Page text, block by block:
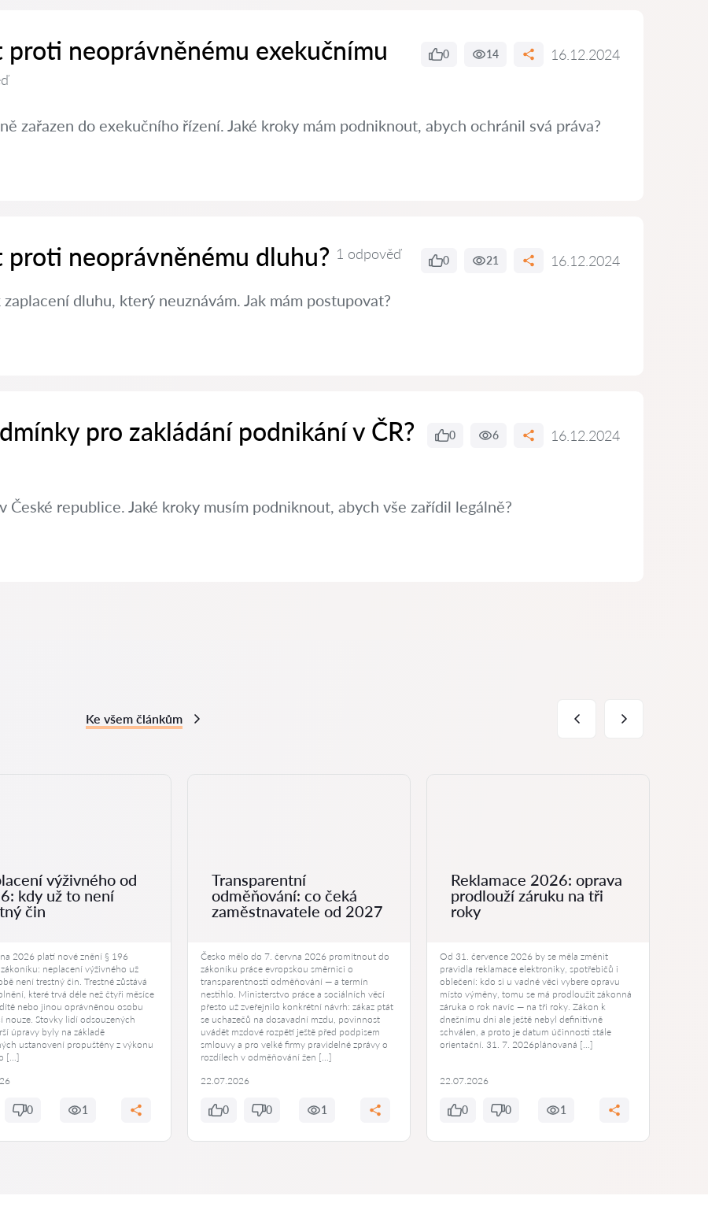
proti neoprávněnému exekučnímu
0 14 16.12.2024
zařazen do exekučního řízení. Jaké kroky mám podniknout, abych ochránil svá práva?
proti neoprávněnému dluhu? 1 odpověď 0 21 16.12.2024
dluhu, který neuznávám. Jak mám postupovat?
pro zakládání podnikání v ČR? 0 6 16.12.2024
České republice. Jaké kroky musím podniknout, abych vše zařídil legálně?
Ke všem článkům
výživného od
kdy už to není
čin
2026 platí nové znění § 196
neplacení výživného už
není trestný čin. Trestné zůstává
které trvá déle než čtyři měsíce
nebo jinou oprávněnou osobu
nouze. Stovky lidí odsouzených
úpravy byly na základě
ustanovení propuštěny z výkonu
[…]
0 1
Transparentní
odměňování: co čeká
zaměstnavatele od 2027
Česko mělo do 7. června 2026 promítnout do
zákoníku práce evropskou směrnici o
transparentnosti odměňování — a termín
nestihlo. Ministerstvo práce a sociálních věcí
přesto už zveřejnilo konkrétní návrh: zákaz ptát
se uchazečů na dosavadní mzdu, povinnost
uvádět mzdové rozpětí ještě před podpisem
smlouvy a pro velké firmy pravidelné zprávy o
rozdílech v odměňování žen […]
22.07.2026
0 0 1
Reklamace 2026: oprava
prodlouží záruku na tři
roky
Od 31. července 2026 by se měla změnit
pravidla reklamace elektroniky, spotřebičů i
oblečení: kdo si u vadné věci vybere opravu
místo výměny, tomu se má prodloužit zákonná
záruka o rok navíc — na tři roky. Zákon k
dnešnímu dni ale ještě nebyl definitivně
schválen, a proto je datum účinnosti stále
orientační. 31. 7. 2026plánovaná […]
22.07.2026
0 0 1